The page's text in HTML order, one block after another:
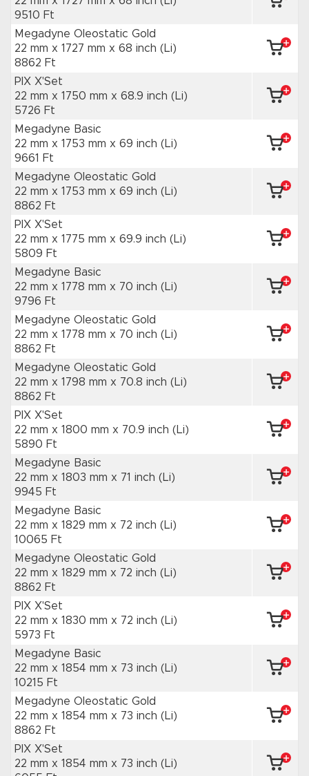
9510 Ft
Megadyne Oleostatic Gold
22 mm x 1727 mm x 68 inch (Li)
8862 Ft
PIX X'Set
22 mm x 1750 mm x 68.9 inch (Li)
5726 Ft
Megadyne Basic
22 mm x 1753 mm x 69 inch (Li)
9661 Ft
Megadyne Oleostatic Gold
22 mm x 1753 mm x 69 inch (Li)
8862 Ft
PIX X'Set
22 mm x 1775 mm x 69.9 inch (Li)
5809 Ft
Megadyne Basic
22 mm x 1778 mm x 70 inch (Li)
9796 Ft
Megadyne Oleostatic Gold
22 mm x 1778 mm x 70 inch (Li)
8862 Ft
Megadyne Oleostatic Gold
22 mm x 1798 mm x 70.8 inch (Li)
8862 Ft
PIX X'Set
22 mm x 1800 mm x 70.9 inch (Li)
5890 Ft
Megadyne Basic
22 mm x 1803 mm x 71 inch (Li)
9945 Ft
Megadyne Basic
22 mm x 1829 mm x 72 inch (Li)
10065 Ft
Megadyne Oleostatic Gold
22 mm x 1829 mm x 72 inch (Li)
8862 Ft
PIX X'Set
22 mm x 1830 mm x 72 inch (Li)
5973 Ft
Megadyne Basic
22 mm x 1854 mm x 73 inch (Li)
10215 Ft
Megadyne Oleostatic Gold
22 mm x 1854 mm x 73 inch (Li)
8862 Ft
PIX X'Set
22 mm x 1854 mm x 73 inch (Li)